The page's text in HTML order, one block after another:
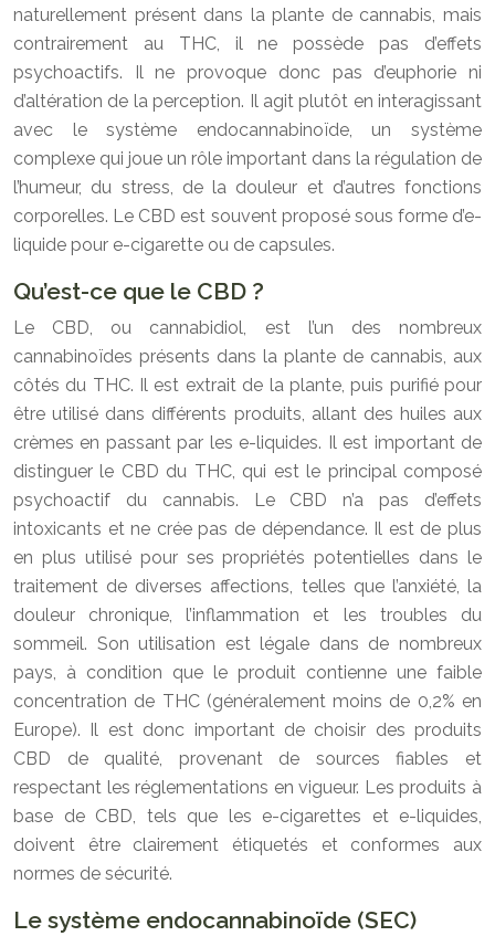
naturellement présent dans la plante de cannabis, mais
contrairement au THC, il ne possède pas d’effets
psychoactifs. Il ne provoque donc pas d’euphorie ni
d’altération de la perception. Il agit plutôt en interagissant
avec le système endocannabinoïde, un système
complexe qui joue un rôle important dans la régulation de
l’humeur, du stress, de la douleur et d’autres fonctions
corporelles. Le CBD est souvent proposé sous forme d’e-
liquide pour e-cigarette ou de capsules.
Qu’est-ce que le CBD ?
Le CBD, ou cannabidiol, est l’un des nombreux
cannabinoïdes présents dans la plante de cannabis, aux
côtés du THC. Il est extrait de la plante, puis purifié pour
être utilisé dans différents produits, allant des huiles aux
crèmes en passant par les e-liquides. Il est important de
distinguer le CBD du THC, qui est le principal composé
psychoactif du cannabis. Le CBD n’a pas d’effets
intoxicants et ne crée pas de dépendance. Il est de plus
en plus utilisé pour ses propriétés potentielles dans le
traitement de diverses affections, telles que l’anxiété, la
douleur chronique, l’inflammation et les troubles du
sommeil. Son utilisation est légale dans de nombreux
pays, à condition que le produit contienne une faible
concentration de THC (généralement moins de 0,2% en
Europe). Il est donc important de choisir des produits
CBD de qualité, provenant de sources fiables et
respectant les réglementations en vigueur. Les produits à
base de CBD, tels que les e-cigarettes et e-liquides,
doivent être clairement étiquetés et conformes aux
normes de sécurité.
Le système endocannabinoïde (SEC)